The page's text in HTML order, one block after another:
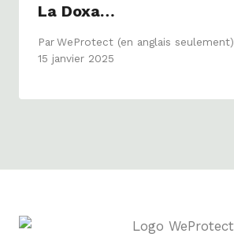
La Doxa…
ParWeProtect (en anglais seulement)
15 janvier 2025